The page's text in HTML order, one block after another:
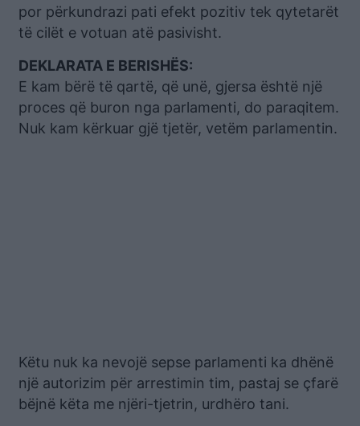
por përkundrazi pati efekt pozitiv tek qytetarët
të cilët e votuan atë pasivisht.
DEKLARATA E BERISHËS:
E kam bërë të qartë, që unë, gjersa është një
proces që buron nga parlamenti, do paraqitem.
Nuk kam kërkuar gjë tjetër, vetëm parlamentin.
Këtu nuk ka nevojë sepse parlamenti ka dhënë
një autorizim për arrestimin tim, pastaj se çfarë
bëjnë këta me njëri-tjetrin, urdhëro tani.